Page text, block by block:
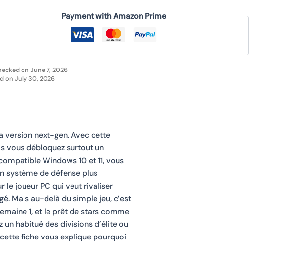
Payment with Amazon Prime
on June 7, 2026
on July 30, 2026
version next-gen. Avec cette
vous débloquez surtout un
Windows 10 et 11, vous
système de défense plus
le joueur PC qui veut rivaliser
Mais au-delà du simple jeu, c’est
1, et le prêt de stars comme
un habitué des divisions d’élite ou
fiche vous explique pourquoi